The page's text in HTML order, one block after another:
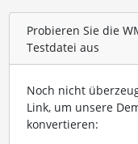
Probieren Sie die
Testdatei aus
Noch nicht
Link, um unsere
konvertieren: